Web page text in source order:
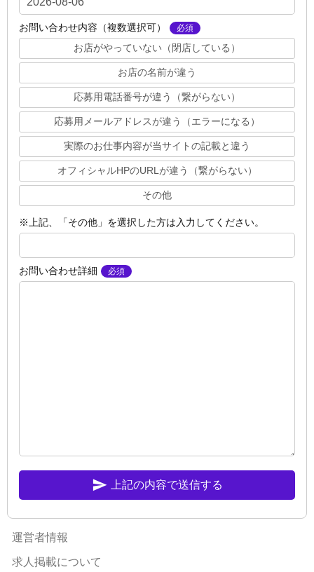
お問い合わせ内容（複数選択可）
お店がやっていない（閉店している）
お店の名前が違う
応募用電話番号が違う（繋がらない）
応募用メールアドレスが違う（エラーになる）
実際のお仕事内容が当サイトの記載と違う
オフィシャルHPのURLが違う（繋がらない）
その他
※上記、「その他」を選択した方は入力してください。
お問い合わせ詳細
send 上記の内容で送信する
運営者情報
求人掲載について